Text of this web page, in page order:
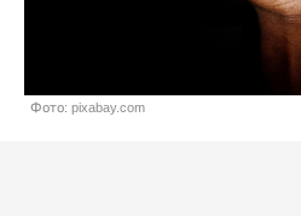
Фото: pixabay.com